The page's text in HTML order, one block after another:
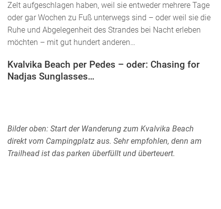
Zelt aufgeschlagen haben, weil sie entweder mehrere Tage
oder gar Wochen zu Fuß unterwegs sind – oder weil sie die
Ruhe und Abgelegenheit des Strandes bei Nacht erleben
möchten – mit gut hundert anderen…
Kvalvika Beach per Pedes – oder: Chasing for
Nadjas Sunglasses…
Bilder oben: Start der Wanderung zum Kvalvika Beach
direkt vom Campingplatz aus. Sehr empfohlen, denn am
Trailhead ist das parken überfüllt und überteuert.